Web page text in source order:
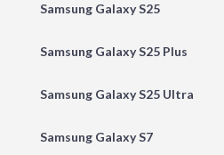
Samsung Galaxy S25
Samsung Galaxy S25 Plus
Samsung Galaxy S25 Ultra
Samsung Galaxy S7